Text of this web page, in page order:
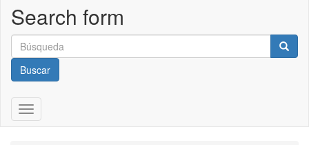
Search form
Buscar
Toggle navigation